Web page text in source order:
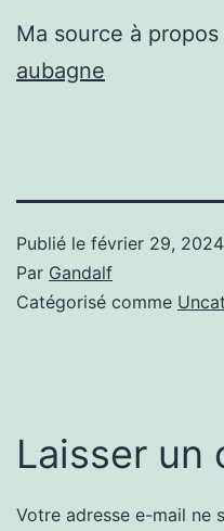
Ma source à propos
aubagne
Publié le février 29, 2024
Par Gandalf
Catégorisé comme
Laisser un
Votre adresse e-mail ne